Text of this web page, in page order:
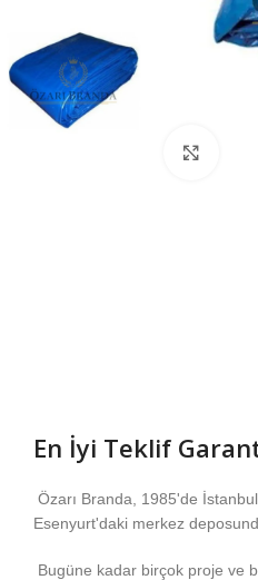
En İyi Teklif
Özarı Branda, 1985'de
Esenyurt'daki merkez
Bugüne kadar birçok proje ve